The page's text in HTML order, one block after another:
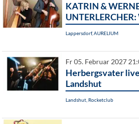
KATRIN &
Lappersdorf, AURELIUM
Fr 05. Februar 2027
Herbergsvater
Landshut
Landshut, Rocketclub